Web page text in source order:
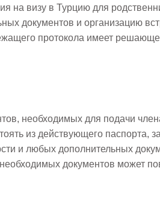
визу в Турцию для
документов и организацию
протокола имеет
необходимых для подачи
из действующего паспорта,
и любых дополнительных
документов может